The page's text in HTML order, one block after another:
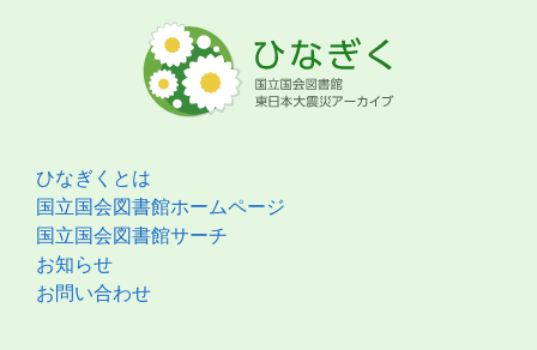
ひなぎくとは
国立国会図書館ホームページ
国立国会図書館サーチ
お知らせ
お問い合わせ